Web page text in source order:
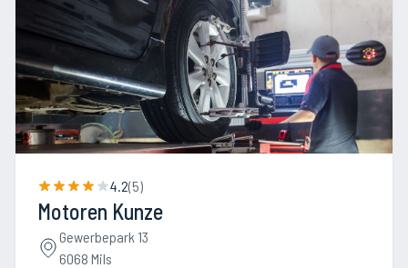
4.2(5)
Motoren Kunze
Gewerbepark 13
6068 Mils